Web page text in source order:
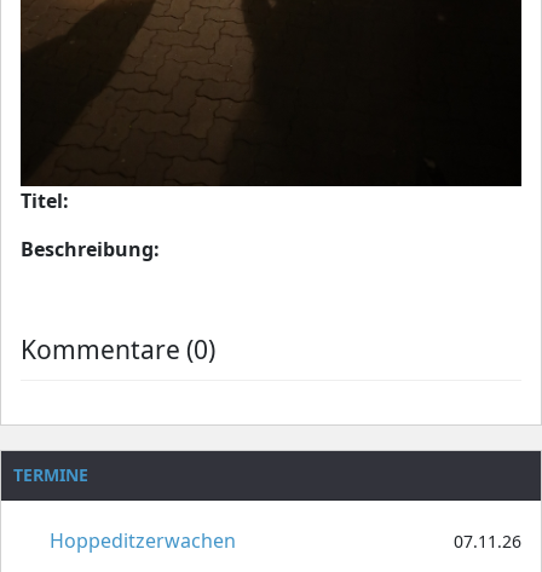
Titel:
Beschreibung:
Kommentare (0)
TERMINE
Hoppeditzerwachen 07.11.26